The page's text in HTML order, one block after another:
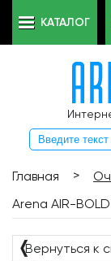
КАТАЛОГ
Главная >
Arena AIR-
❬Вернуться к